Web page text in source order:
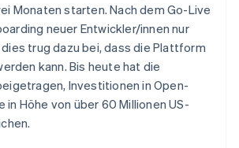
Monaten starten. Nach dem Go-Live
neuer Entwickler/innen nur
trug dazu bei, dass die Plattform
kann. Bis heute hat die
Investitionen in Open-
Höhe von über 60 Millionen US-